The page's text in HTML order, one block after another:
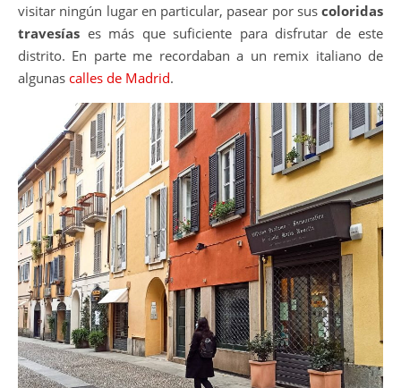
visitar ningún lugar en particular, pasear por sus coloridas
travesías es más que suficiente para disfrutar de este
distrito. En parte me recordaban a un remix italiano de
algunas calles de Madrid.